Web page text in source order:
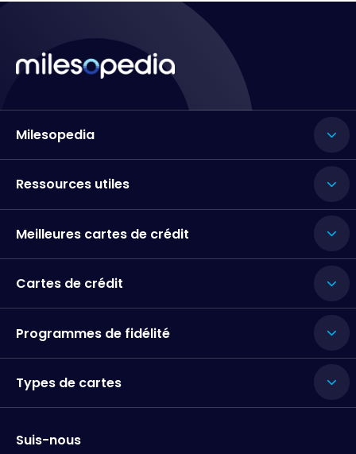
Milesopedia
Ressources utiles
Meilleures cartes de crédit
Cartes de crédit
Programmes de fidélité
Types de cartes
Suis-nous